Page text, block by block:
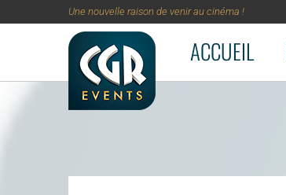
Aller au contenu principal
Une nouvelle raison de venir au cinéma !
ACCUEIL